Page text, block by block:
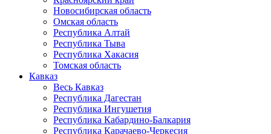
Новосибирская область
Омская область
Республика Алтай
Республика Тыва
Республика Хакасия
Томская область
Кавказ
Весь Кавказ
Республика Дагестан
Республика Ингушетия
Республика Кабардино-Балкария
Республика Карачаево-Черкесия